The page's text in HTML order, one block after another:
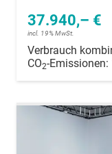
37.940,– €
incl. 19% MwSt.
Verbrauch
CO2-Emissionen: